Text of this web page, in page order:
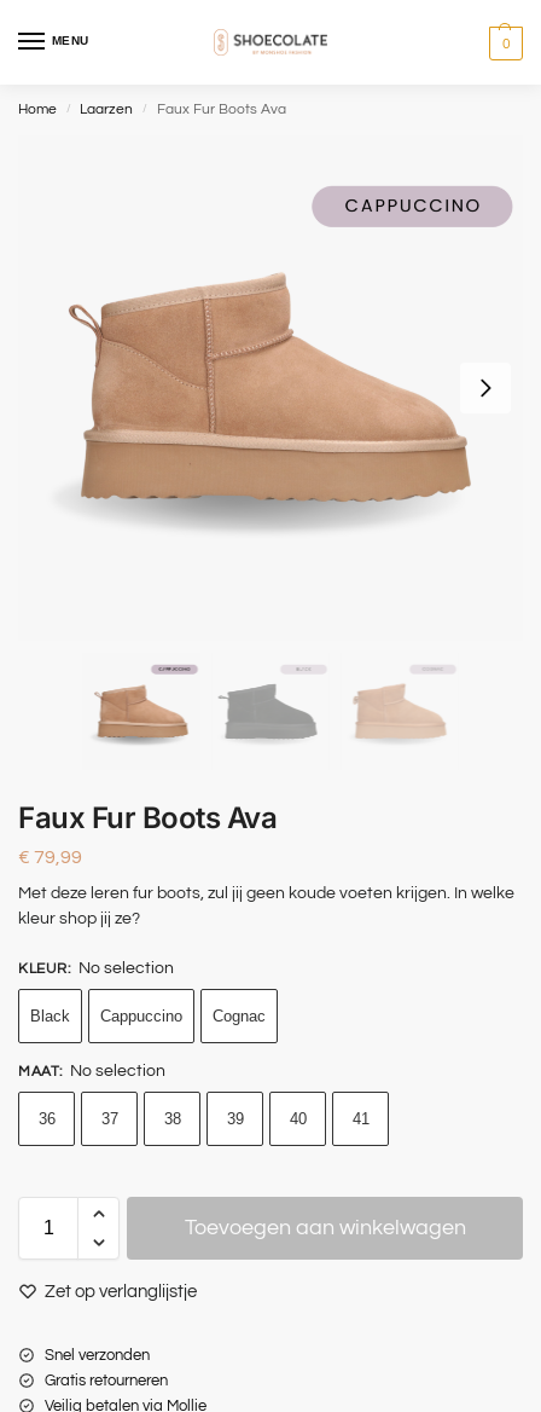
MENU 0
Home / Laarzen / Faux Fur Boots Ava
Faux Fur Boots Ava
€ 79,99
Met deze leren fur boots, zul jij geen koude voeten krijgen. In welke
kleur shop jij ze?
KLEUR: No selection
Black Cappuccino Cognac
MAAT: No selection
36 37 38 39 40 41
Toevoegen aan winkelwagen
Zet op verlanglijstje
Snel verzonden
Gratis retourneren
Veilig betalen via Mollie